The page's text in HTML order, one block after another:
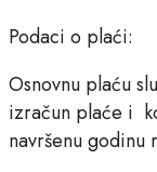
Podaci o plaći:
Osnovnu plaću
izračun plaće i
navršenu godinu